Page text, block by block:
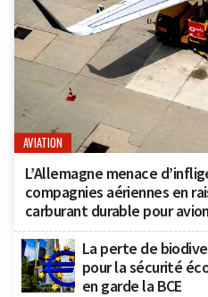
AVIATION
L’Allemagne menace
compagnies aériennes en
carburant durable pour
La perte de
pour la sécurité
en garde la BCE